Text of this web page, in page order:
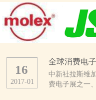
全球消费电
中新社拉斯维
费电子展之一
2017-01
16